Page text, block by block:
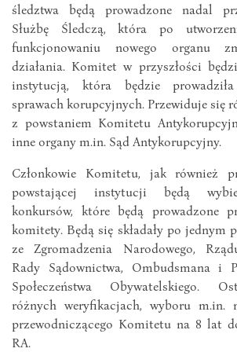
śledztwa będą prowadzone nadal
Służbę Śledczą, która po
funkcjonowaniu nowego organu
działania. Komitet w przyszłości
instytucją, która będzie
sprawach korupcyjnych. Przewiduje się
z powstaniem Komitetu
inne organy m.in. Sąd Antykorupcyjny.
Członkowie Komitetu, jak również
powstającej instytucji będą
konkursów, które będą prowadzone
komitety. Będą się składały po jednym
ze Zgromadzenia Narodowego,
Rady Sądownictwa, Ombudsmana i
Społeczeństwa Obywatelskiego.
różnych weryfikacjach, wyboru m.in.
przewodniczącego Komitetu na 8 lat
RA.